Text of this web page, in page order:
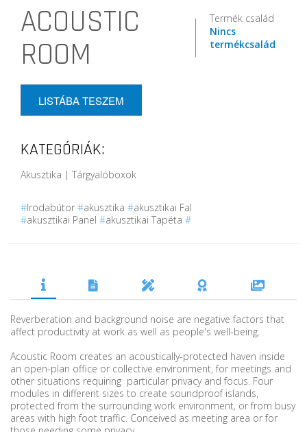
ACOUSTIC
ROOM
Termék család
Nincs
termékcsalád
LISTÁBA TESZEM
KATEGÓRIÁK:
Akusztika | Tárgyalóboxok
#Irodabútor #akusztika #akusztikai Fal
#akusztikai Panel #akusztikai Tapéta #
Reverberation and background noise are negative factors that
affect productivity at work as well as people's well-being.
Acoustic Room creates an acoustically-protected haven inside
an open-plan office or collective environment, for meetings and
other situations requiring particular privacy and focus. Four
modules in different sizes to create soundproof islands,
protected from the surrounding work environment, or from busy
areas with high foot traffic. Conceived as meeting area or for